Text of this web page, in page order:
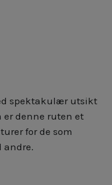
spektakulær utsikt
er denne ruten et
for de som
andre.